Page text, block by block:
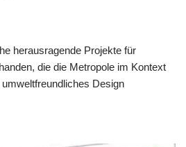
herausragende Projekte für
die die Metropole im Kontext
Design